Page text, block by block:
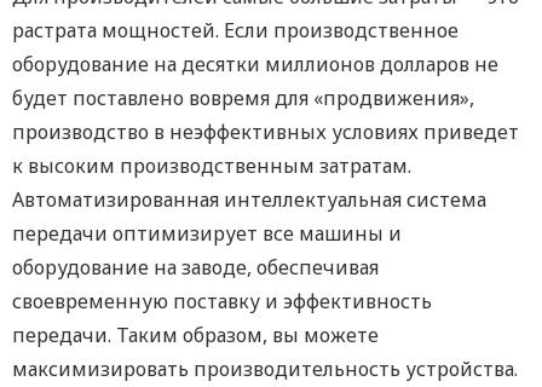
растрата мощностей. Если производственное
оборудование на десятки миллионов долларов не
будет поставлено вовремя для «продвижения»,
производство в неэффективных условиях приведет
к высоким производственным затратам.
Автоматизированная интеллектуальная система
передачи оптимизирует все машины и
оборудование на заводе, обеспечивая
своевременную поставку и эффективность
передачи. Таким образом, вы можете
максимизировать производительность устройства.